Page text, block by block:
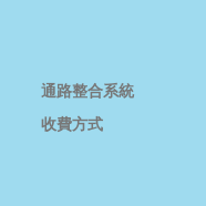
通路整合系統
收費方式